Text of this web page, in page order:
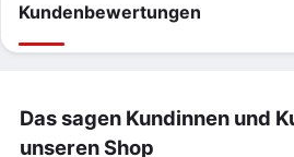
Kundenbewertungen
Das sagen Kundinnen und
unseren Shop